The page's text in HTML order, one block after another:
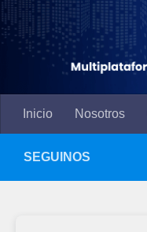
Inicio Nosotros
SEGUINOS